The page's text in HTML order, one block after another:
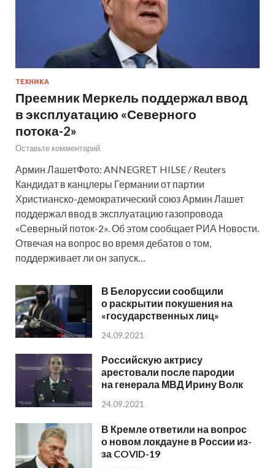
ТЕХНИКА
Преемник Меркель поддержал ввод
в эксплуатацию «Северного
потока-2»
Оставьте комментарий
Армин ЛашетФото: ANNEGRET HILSE / Reuters
Кандидат в канцлеры Германии от партии
Христианско-демократический союз Армин Лашет
поддержал ввод в эксплуатацию газопровода
«Северный поток-2». Об этом сообщает РИА Новости.
Отвечая на вопрос во время дебатов о том,
поддерживает ли он запуск…
В Белоруссии сообщили
о раскрытии покушения на
«государственных лиц»
24.09.2021
Российскую актрису
арестовали после пародии
на генерала МВД Ирину Волк
24.09.2021
В Кремле ответили на вопрос
о новом локдауне в России из-
за COVID-19